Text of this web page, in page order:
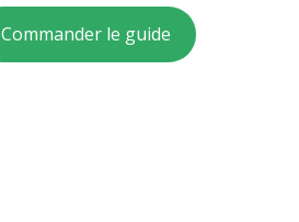
Commander le guide